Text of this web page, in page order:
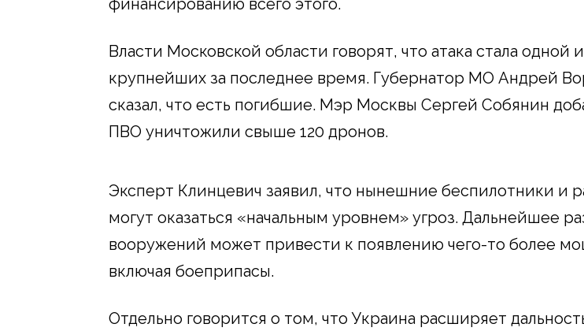
финансированию всего этого.
Власти Московской области говорят, что атака стала одной
крупнейших за последнее время. Губернатор МО Андрей
сказал, что есть погибшие. Мэр Москвы Сергей Собянин
ПВО уничтожили свыше 120 дронов.
Эксперт Клинцевич заявил, что нынешние беспилотники и
могут оказаться «начальным уровнем» угроз. Дальнейшее
вооружений может привести к появлению чего-то более
включая боеприпасы.
Отдельно говорится о том, что Украина расширяет